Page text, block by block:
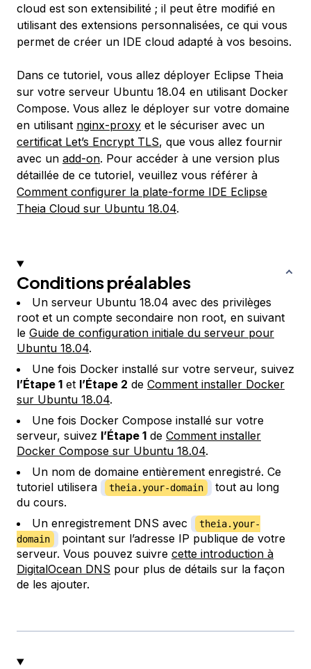
cloud est son extensibilité ; il peut être modifié en
utilisant des extensions personnalisées, ce qui vous
permet de créer un IDE cloud adapté à vos besoins.
Dans ce tutoriel, vous allez déployer Eclipse Theia
sur votre serveur Ubuntu 18.04 en utilisant Docker
Compose. Vous allez le déployer sur votre domaine
en utilisant nginx-proxy et le sécuriser avec un
certificat Let’s Encrypt TLS, que vous allez fournir
avec un add-on. Pour accéder à une version plus
détaillée de ce tutoriel, veuillez vous référer à
Comment configurer la plate-forme IDE Eclipse
Theia Cloud sur Ubuntu 18.04.
Conditions préalables
Un serveur Ubuntu 18.04 avec des privilèges
root et un compte secondaire non root, en suivant
le Guide de configuration initiale du serveur pour
Ubuntu 18.04.
Une fois Docker installé sur votre serveur, suivez
l’Étape 1 et l’Étape 2 de Comment installer Docker
sur Ubuntu 18.04.
Une fois Docker Compose installé sur votre
serveur, suivez l’Étape 1 de Comment installer
Docker Compose sur Ubuntu 18.04.
Un nom de domaine entièrement enregistré. Ce
tutoriel utilisera
theia.your-domain
tout au long
du cours.
Un enregistrement DNS avec
theia.your-
domain
pointant sur l’adresse IP publique de votre
serveur. Vous pouvez suivre cette introduction à
DigitalOcean DNS pour plus de détails sur la façon
de les ajouter.